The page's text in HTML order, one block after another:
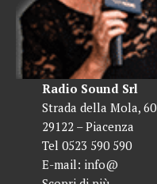
Radio Sound Srl
Strada della Mola, 60
29122 – Piacenza
Tel 0523 590 590
E-mail: info@